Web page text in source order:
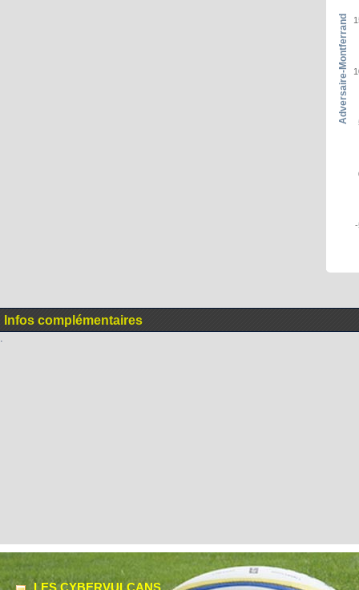
Adversaire-Montferrand
Infos complémentaires
.
LES CYBERVULCANS